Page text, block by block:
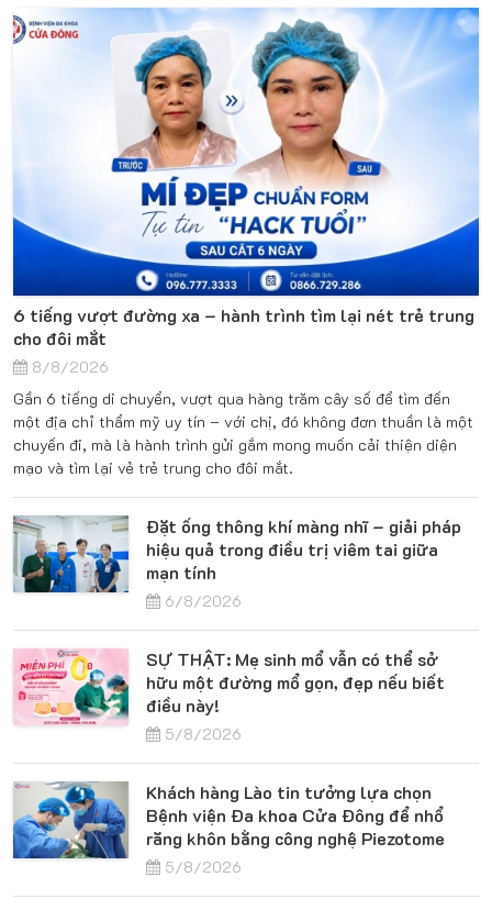
6 tiếng vượt đường xa – hành trình tìm lại nét trẻ trung
cho đôi mắt
8/8/2026
Gần 6 tiếng di chuyển, vượt qua hàng trăm cây số để tìm đến
một địa chỉ thẩm mỹ uy tín – với chị, đó không đơn thuần là một
chuyến đi, mà là hành trình gửi gắm mong muốn cải thiện diện
mạo và tìm lại vẻ trẻ trung cho đôi mắt.
Đặt ống thông khí màng nhĩ – giải pháp
hiệu quả trong điều trị viêm tai giữa
mạn tính
6/8/2026
SỰ THẬT: Mẹ sinh mổ vẫn có thể sở
hữu một đường mổ gọn, đẹp nếu biết
điều này!
5/8/2026
Khách hàng Lào tin tưởng lựa chọn
Bệnh viện Đa khoa Cửa Đông để nhổ
răng khôn bằng công nghệ Piezotome
5/8/2026